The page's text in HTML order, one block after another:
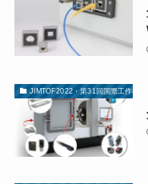
JIMTOF2022・第31回国際工作機械